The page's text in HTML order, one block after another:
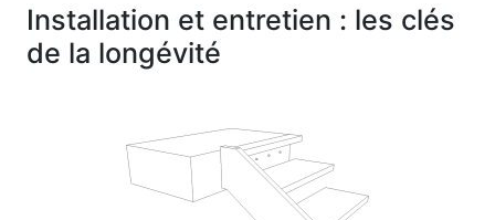
Installation et entretien : les clés
de la longévité